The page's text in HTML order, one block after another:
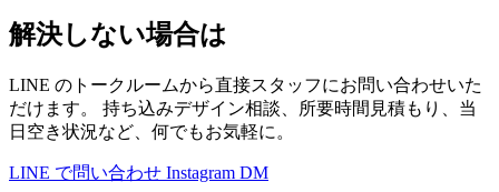
解決しない場合は
LINE のトークルームから直接スタッフにお問い合わせいた
だけます。 持ち込みデザイン相談、所要時間見積もり、当
日空き状況など、何でもお気軽に。
LINE で問い合わせ Instagram DM